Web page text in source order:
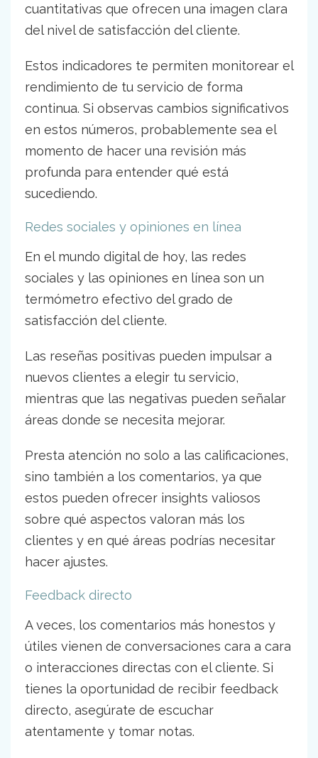
cuantitativas que ofrecen una imagen clara
del nivel de satisfacción del cliente.
Estos indicadores te permiten monitorear el
rendimiento de tu servicio de forma
continua. Si observas cambios significativos
en estos números, probablemente sea el
momento de hacer una revisión más
profunda para entender qué está
sucediendo.
Redes sociales y opiniones en línea
En el mundo digital de hoy, las redes
sociales y las opiniones en línea son un
termómetro efectivo del grado de
satisfacción del cliente.
Las reseñas positivas pueden impulsar a
nuevos clientes a elegir tu servicio,
mientras que las negativas pueden señalar
áreas donde se necesita mejorar.
Presta atención no solo a las calificaciones,
sino también a los comentarios, ya que
estos pueden ofrecer insights valiosos
sobre qué aspectos valoran más los
clientes y en qué áreas podrías necesitar
hacer ajustes.
Feedback directo
A veces, los comentarios más honestos y
útiles vienen de conversaciones cara a cara
o interacciones directas con el cliente. Si
tienes la oportunidad de recibir feedback
directo, asegúrate de escuchar
atentamente y tomar notas.